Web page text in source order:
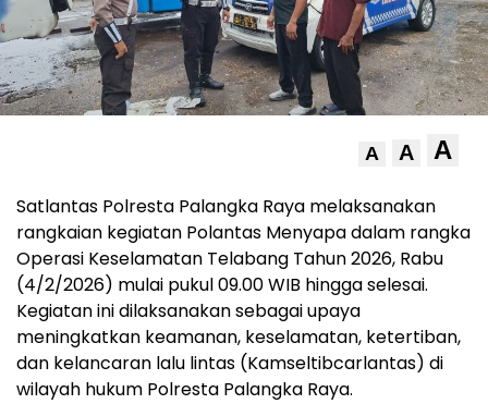
A A A
Satlantas Polresta Palangka Raya melaksanakan
rangkaian kegiatan Polantas Menyapa dalam rangka
Operasi Keselamatan Telabang Tahun 2026, Rabu
(4/2/2026) mulai pukul 09.00 WIB hingga selesai.
Kegiatan ini dilaksanakan sebagai upaya
meningkatkan keamanan, keselamatan, ketertiban,
dan kelancaran lalu lintas (Kamseltibcarlantas) di
wilayah hukum Polresta Palangka Raya.